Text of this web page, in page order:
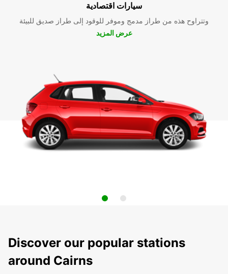
سيارات اقتصادية
وتتراوح هذه من طراز مدمج وموفر للوقود إلى طراز صديق للبيئة
عرض المزيد
Discover our popular stations
around Cairns